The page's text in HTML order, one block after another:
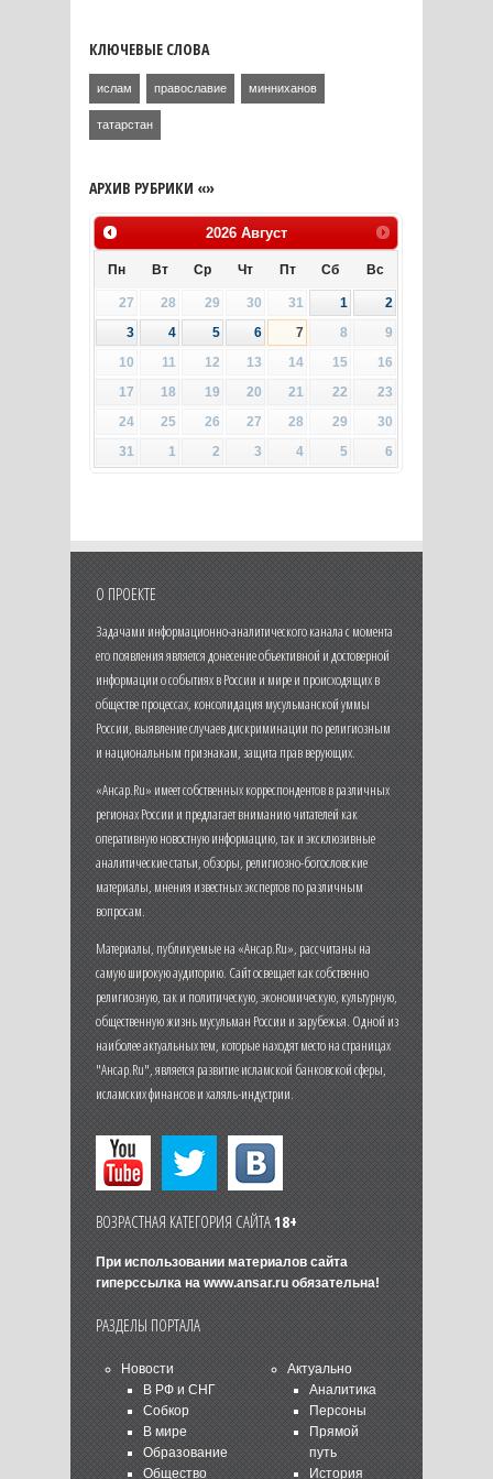
КЛЮЧЕВЫЕ СЛОВА
ислам православие минниханов
татарстан
АРХИВ РУБРИКИ «»
2026 Август
Пн Вт Ср Чт Пт Сб Вс
27 28 29 30 31 1
2
3
4 5 6 7 8
9
10
11 12 13 14 15
16
17
18 19 20 21 22
23
24
25 26 27 28 29
30
31
1 2 3 4 5 6
О ПРОЕКТЕ
Задачами информационно-аналитического канала с момента
его появления является донесение объективной и достоверной
информации о событиях в России и мире и происходящих в
обществе процессах, консолидация мусульманской уммы
России, выявление случаев дискриминации по религиозным
и национальным признакам, защита прав верующих.
«Ансар.Ru» имеет собственных корреспондентов в различных
регионах России и предлагает вниманию читателей как
оперативную новостную информацию, так и эксклюзивные
аналитические статьи, обзоры, религиозно-богословские
материалы, мнения известных экспертов по различным
вопросам.
Материалы, публикуемые на «Ансар.Ru», рассчитаны на
самую широкую аудиторию. Сайт освещает как собственно
религиозную, так и политическую, экономическую, культурную,
общественную жизнь мусульман России и зарубежья. Одной из
наиболее актуальных тем, которые находят место на страницах
"Ансар.Ru", является развитие исламской банковской сферы,
исламских финансов и халяль-индустрии.
ВОЗРАСТНАЯ КАТЕГОРИЯ САЙТА18+
При использовании материалов сайта
гиперссылка на www.ansar.ruобязательна!
РАЗДЕЛЫ ПОРТАЛА
Новости
В РФ и СНГ
Собкор
В мире
Образование
Общество
Актуально
Аналитика
Персоны
Прямой
путь
История